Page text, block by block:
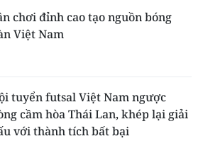
chơi đỉnh cao tạo nguồn bóng
Việt Nam
tuyển futsal Việt Nam ngược
cầm hòa Thái Lan, khép lại giải
với thành tích bất bại